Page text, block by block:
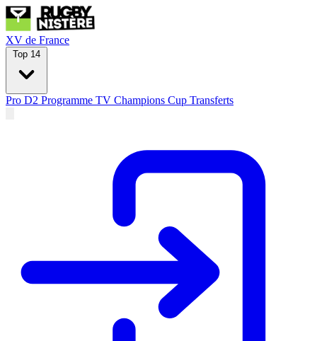
XV de France
Top 14
Pro D2 Programme TV Champions Cup Transferts